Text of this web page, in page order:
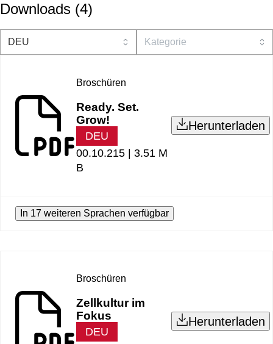
Downloads (4)
Broschüren
Ready. Set.
Grow!
DEU
00.10.215 | 3.51 M
B
Herunterladen
In 17 weiteren Sprachen verfügbar
Broschüren
Zellkultur im
Fokus
DEU
Herunterladen